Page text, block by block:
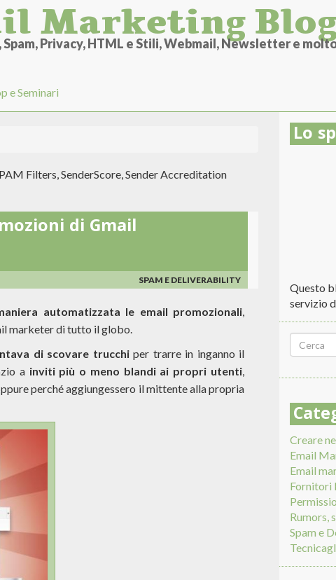
Marketing
Privacy, HTML e Stili, Webmail, Newsletter e
e Seminari
Filters, SenderScore, Sender Accreditation
di Gmail
SPAM E DELIVERABILITY
automatizzata le email promozionali,
marketer di tutto il globo.
di scovare trucchi per trarre in inganno il
a inviti più o meno blandi ai propri utenti,
perché aggiungessero il mittente alla propria
Lo
Questo
servizio
Form
di
Creare
Email
Email
Fornitori
Rumors,
Spam e